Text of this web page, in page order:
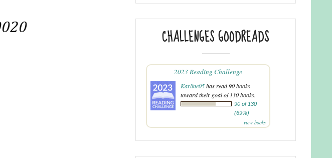
CHALLENGES GOODREADS
2023 Reading Challenge
Karline05has read 90 books
toward their goal of 130 books.
90 of 130
(69%)
view books